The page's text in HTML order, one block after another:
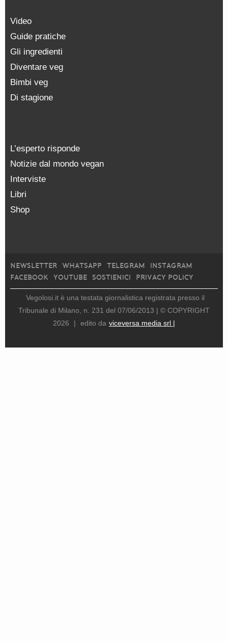
Video
Guide pratiche
Gli ingredienti
Diventare veg
Bimbi veg
Di stagione
L’esperto risponde
Notizie dal mondo vegan
Interviste
Libri
Shop
NEWSLETTER WHATSAPP TELEGRAM
INSTAGRAM
FACEBOOK
YOUTUBE SOSTIENICI PRIVACY POLICY
Vegolosi.it è una testata giornalistica registrata presso il
Tribunale di Milano, n. 231 del 07/06/2013 | © COPYRIGHT
2026
| edito da viceversa media srl |